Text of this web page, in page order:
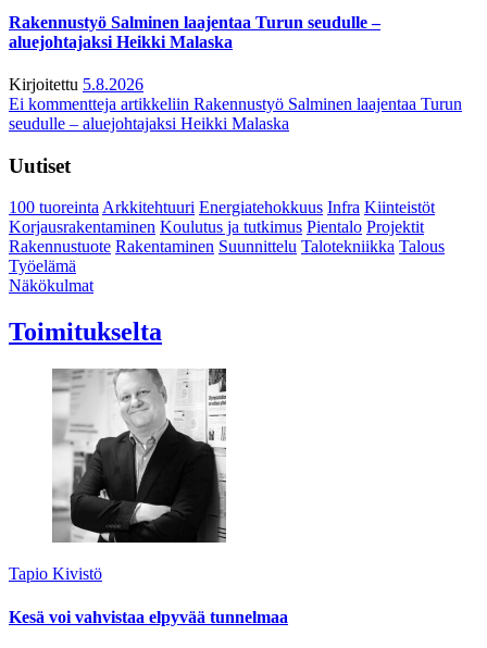
Rakennustyö Salminen laajentaa Turun seudulle –
aluejohtajaksi Heikki Malaska
Kirjoitettu 5.8.2026
Ei kommentteja artikkeliin Rakennustyö Salminen laajentaa Turun
seudulle – aluejohtajaksi Heikki Malaska
Uutiset
100 tuoreintaArkkitehtuuri Energiatehokkuus Infra Kiinteistöt
Korjausrakentaminen Koulutus ja tutkimus Pientalo Projektit
Rakennustuote Rakentaminen Suunnittelu Talotekniikka Talous
Työelämä
Näkökulmat
Toimitukselta
Tapio Kivistö
Kesä voi vahvistaa elpyvää tunnelmaa